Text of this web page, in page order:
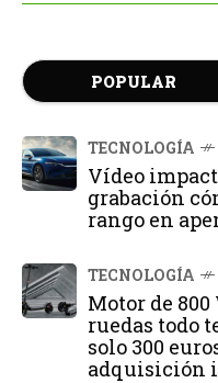
POPULAR
TECNOLOGÍA
Vídeo
grabación
rango en
TECNOLOGÍA
Motor de
ruedas todo
solo 300
adquisición